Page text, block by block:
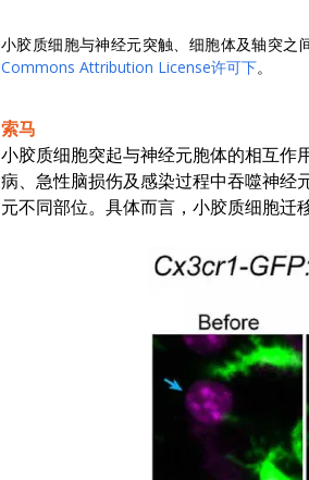
小胶质细胞与神经元突触、细胞体及轴突之
Commons Attribution License许可下。
索马
小胶质细胞突起与神经元胞体的相互作
病、急性脑损伤及感染过程中吞噬神经
元不同部位。具体而言，小胶质细胞迁